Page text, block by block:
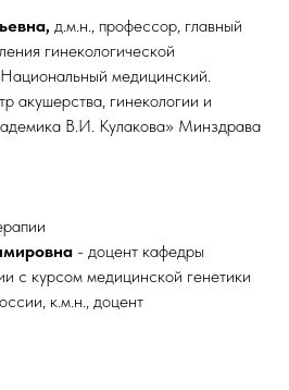
д.м.н., профессор, главный
гинекологической
медицинский.
акушерства, гинекологии и
В.И. Кулакова» Минздрава
- доцент кафедры
с курсом медицинской генетики
к.м.н., доцент